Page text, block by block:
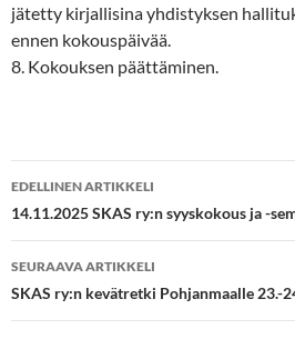
jätetty kirjallisina yhdistyksen
ennen kokouspäivää.
8. Kokouksen päättäminen.
Artikkelien
selaus
EDELLINEN ARTIKKELI
14.11.2025 SKAS ry:n syyskokous ja -
SEURAAVA ARTIKKELI
SKAS ry:n kevätretki Pohjanmaalle 23.-